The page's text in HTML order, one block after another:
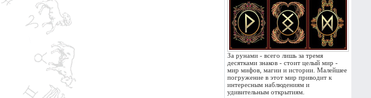
За рунами - всего лишь за тремя
десятками знаков - стоит целый мир -
мир мифов, магии и истории. Малейшее
погружение в этот мир приводит к
интересным наблюдениям и
удивительным открытиям.